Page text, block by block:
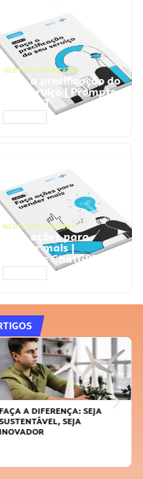
GESTÃO FINANCEIRA
Faça a precificação do
seu serviço | Prompts
ChatGPT
NEGÓCIOS, VENDAS
Faça ações para
vender mais |
Prompts ChatGPT
FAÇA A DIFERENÇA: SEJA
SEJA
INOVADOR